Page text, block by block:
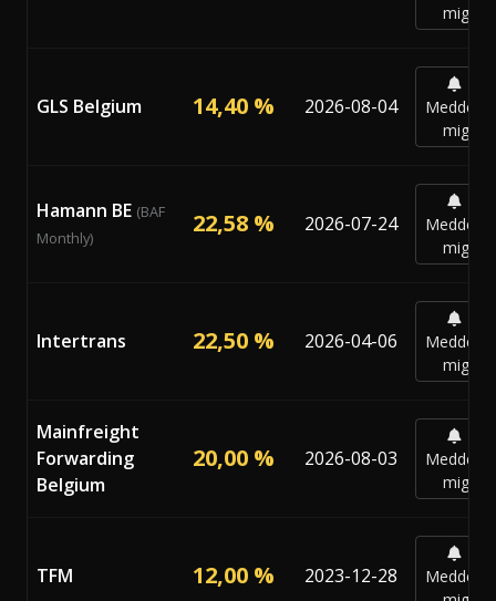
mig
GLS Belgium 14,40 % 2026-08-04
Meddela
mig
Hamann BE (BAF
Monthly)
22,58 % 2026-07-24
Meddela
mig
Intertrans 22,50 % 2026-04-06
Meddela
mig
Mainfreight
Forwarding
Belgium
20,00 % 2026-08-03
Meddela
mig
TFM 12,00 % 2023-12-28
Meddela